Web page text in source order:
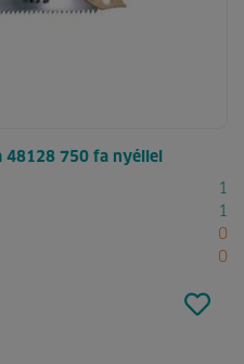
750 fa nyéllel
1
1
0
0